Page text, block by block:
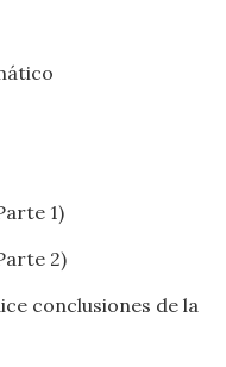
1)
2)
conclusiones de la